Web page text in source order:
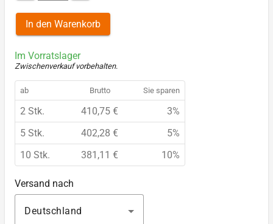
In den Warenkorb
Im Vorratslager
Zwischenverkauf vorbehalten.
ab Brutto Sie sparen
2 Stk. 410,75 €
3%
5 Stk.
402,28 €
5%
10 Stk.
381,11 € 10%
Versand nach
Deutschland